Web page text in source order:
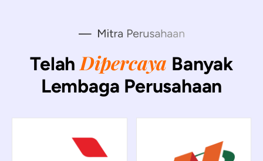
TelahDipercaya Banyak
Lembaga Perusahaan